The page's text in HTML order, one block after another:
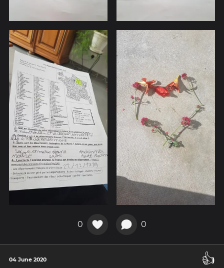
0 0
04 June 2020 👍